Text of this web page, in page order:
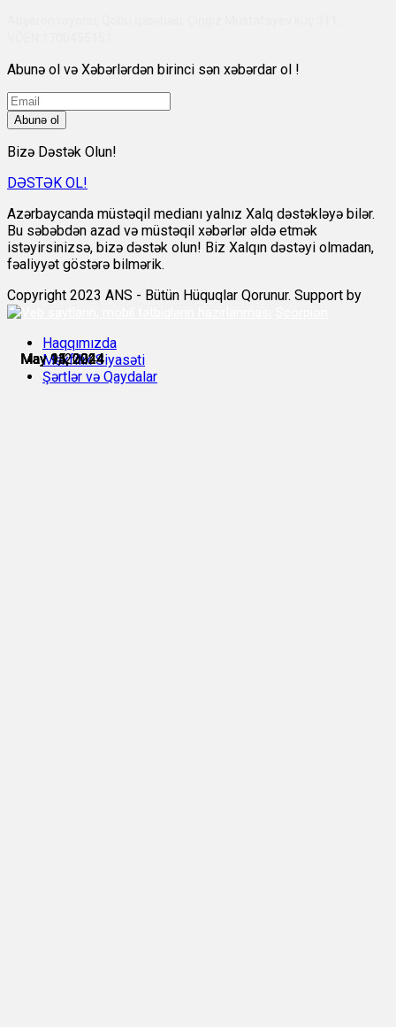
May 9, 2024
May 11, 2024
May 11, 2024
May 13, 2024
May 14, 2024
May 15, 2024
Abunə ol və Xəbərlərdən birinci sən xəbərdar ol !
Abunə ol
Bizə Dəstək Olun!
DƏSTƏK OL!
Azərbaycanda müstəqil medianı yalnız Xalq dəstəkləyə bilər.
Bu səbəbdən azad və müstəqil xəbərlər əldə etmək
istəyirsinizsə, bizə dəstək olun! Biz Xalqın dəstəyi olmadan,
fəaliyyət göstərə bilmərik.
Copyright 2023 ANS - Bütün Hüquqlar Qorunur. Support by
Haqqımızda
Məxfilik Siyasəti
Şərtlər və Qaydalar